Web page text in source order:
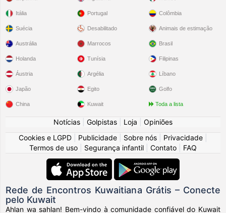
Itália
Suécia
Portugal
Desabilitado
Colômbia
Animais de estimação
Austrália
Holanda
Áustria
Japão
China
Marrocos
Tunísia
Argélia
Egito
Kuwait
Brasil
Filipinas
Líbano
Golfo
Toda a lista
Notícias Golpistas Loja
Opiniões
Cookies e LGPD
Publicidade Sobre nós Privacidade
Termos de uso
Segurança infantil Contato FAQ
Rede de Encontros Kuwaitiana Grátis – Conecte
pelo Kuwait
Ahlan wa sahlan! Bem-vindo à comunidade confiável do Kuwait